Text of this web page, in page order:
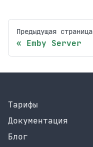
Предыдущая страница
Emby Server
Тарифы
Документация
Блог